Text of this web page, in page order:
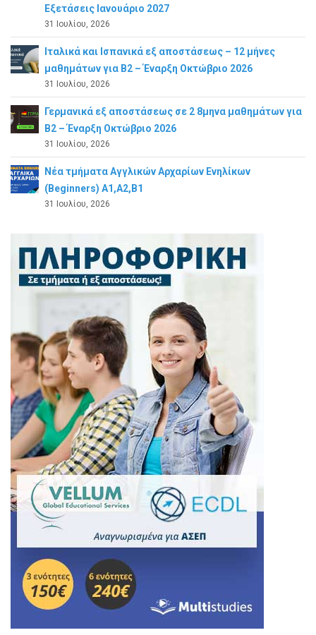
Εξετάσεις Ιανουάριο 2027
31 Ιουλίου, 2026
Ιταλικά και Ισπανικά εξ αποστάσεως – 12 μήνες
μαθημάτων για B2 – Έναρξη Οκτώβριο 2026
31 Ιουλίου, 2026
Γερμανικά εξ αποστάσεως σε 2 8μηνα μαθημάτων για
Β2 – Έναρξη Οκτώβριο 2026
31 Ιουλίου, 2026
Νέα τμήματα Αγγλικών Αρχαρίων Ενηλίκων
(Beginners) A1,A2,B1
31 Ιουλίου, 2026